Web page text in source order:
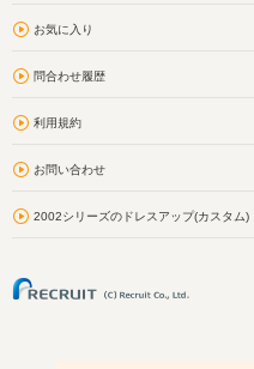
お気に入り
問合わせ履歴
利用規約
お問い合わせ
2002シリーズのドレスアップ(カスタム)